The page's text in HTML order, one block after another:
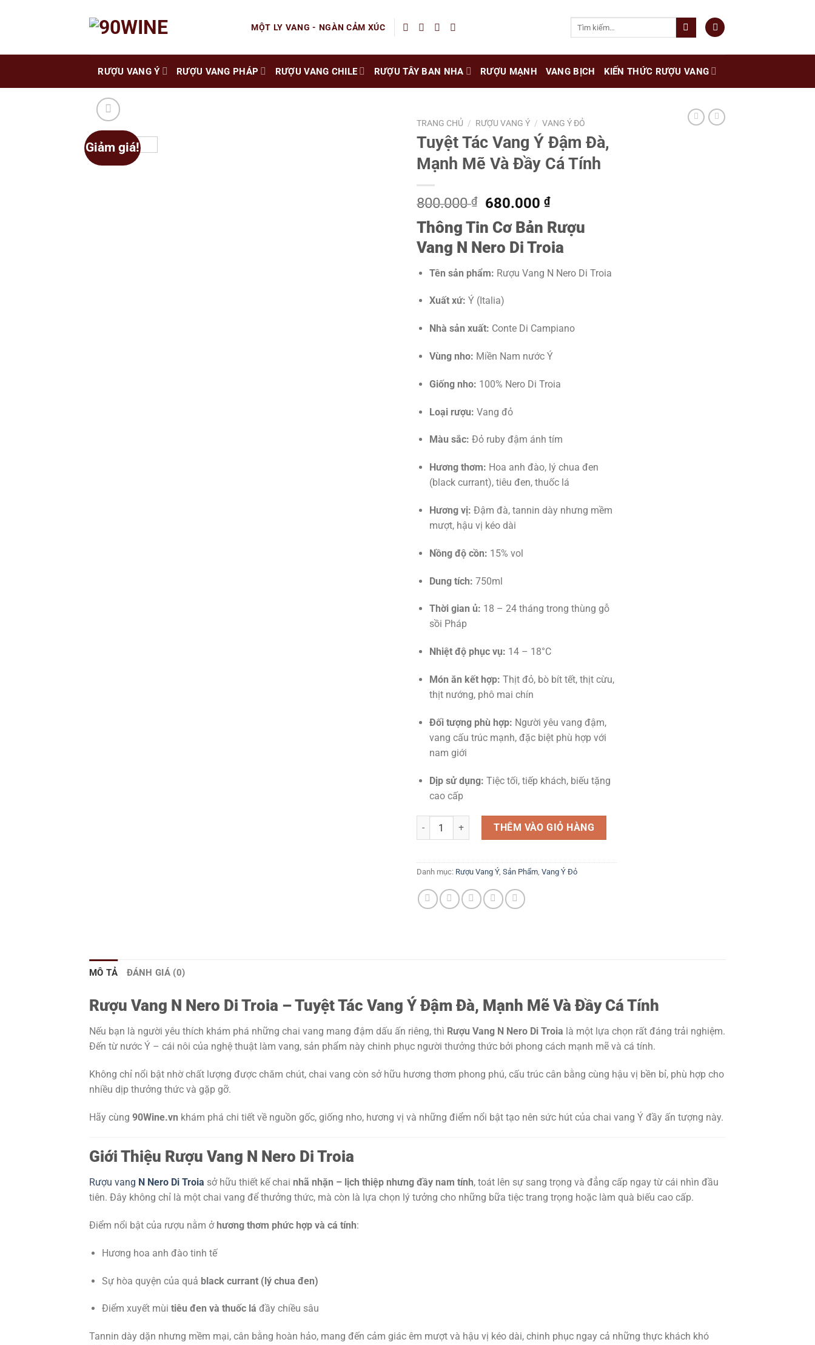
MỘT LY VANG - NGÀN CẢM XÚC
RƯỢU VANG Ý RƯỢU VANG PHÁP RƯỢU VANG CHILE RƯỢU TÂY BAN NHA RƯỢU MẠNH VANG BỊCH KIẾN THỨC RƯỢU VANG
Giảm giá!
TRANG CHỦ / RƯỢU VANG Ý / VANG Ý ĐỎ
Tuyệt Tác Vang Ý Đậm Đà,
Mạnh Mẽ Và Đầy Cá Tính
800.000₫
Giá
gốc
là:
800.000 ₫.
680.000₫Giá
hiện
tại
là:
Thông Tin Cơ Bản Rượu
Vang N Nero Di Troia
Tên sản phẩm: Rượu Vang N Nero Di Troia
Xuất xứ: Ý (Italia)
Nhà sản xuất: Conte Di Campiano
Vùng nho: Miền Nam nước Ý
Giống nho: 100% Nero Di Troia
Loại rượu: Vang đỏ
Màu sắc: Đỏ ruby đậm ánh tím
Hương thơm: Hoa anh đào, lý chua đen
(black currant), tiêu đen, thuốc lá
Hương vị: Đậm đà, tannin dày nhưng mềm
mượt, hậu vị kéo dài
Nồng độ cồn: 15% vol
Dung tích: 750ml
Thời gian ủ: 18 – 24 tháng trong thùng gỗ
sồi Pháp
Nhiệt độ phục vụ: 14 – 18°C
Món ăn kết hợp: Thịt đỏ, bò bít tết, thịt cừu,
thịt nướng, phô mai chín
Đối tượng phù hợp: Người yêu vang đậm,
vang cấu trúc mạnh, đặc biệt phù hợp với
nam giới
Dịp sử dụng: Tiệc tối, tiếp khách, biếu tặng
cao cấp
Tuyệt Tác Vang Ý Đậm Đà, Mạnh Mẽ Và Đầy Cá Tính số lượng
THÊM VÀO GIỎ HÀNG
Danh mục: Rượu Vang Ý, Sản Phẩm, Vang Ý Đỏ
MÔ TẢ ĐÁNH GIÁ (0)
Rượu Vang N Nero Di Troia – Tuyệt Tác Vang Ý Đậm Đà, Mạnh Mẽ Và Đầy Cá Tính
Nếu bạn là người yêu thích khám phá những chai vang mang đậm dấu ấn riêng, thì Rượu Vang N Nero Di Troia là một lựa chọn rất đáng trải nghiệm.
Đến từ nước Ý – cái nôi của nghệ thuật làm vang, sản phẩm này chinh phục người thưởng thức bởi phong cách mạnh mẽ và cá tính.
Không chỉ nổi bật nhờ chất lượng được chăm chút, chai vang còn sở hữu hương thơm phong phú, cấu trúc cân bằng cùng hậu vị bền bỉ, phù hợp cho
nhiều dịp thưởng thức và gặp gỡ.
Hãy cùng 90Wine.vn khám phá chi tiết về nguồn gốc, giống nho, hương vị và những điểm nổi bật tạo nên sức hút của chai vang Ý đầy ấn tượng này.
Giới Thiệu Rượu Vang N Nero Di Troia
Rượu vang N Nero Di Troia sở hữu thiết kế chai nhã nhặn – lịch thiệp nhưng đầy nam tính, toát lên sự sang trọng và đẳng cấp ngay từ cái nhìn đầu
tiên. Đây không chỉ là một chai vang để thưởng thức, mà còn là lựa chọn lý tưởng cho những bữa tiệc trang trọng hoặc làm quà biếu cao cấp.
Điểm nổi bật của rượu nằm ởhương thơm phức hợp và cá tính:
Hương hoa anh đào tinh tế
Sự hòa quyện của quả black currant (lý chua đen)
Điểm xuyết mùi tiêu đen và thuốc lá đầy chiều sâu
Tannin dày dặn nhưng mềm mại, cân bằng hoàn hảo, mang đến cảm giác êm mượt và hậu vị kéo dài, chinh phục ngay cả những thực khách khó